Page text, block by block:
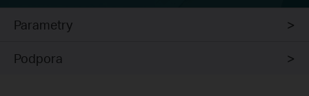
Parametry
Podpora